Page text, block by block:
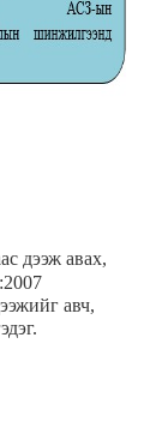
дээж авах,
авч,